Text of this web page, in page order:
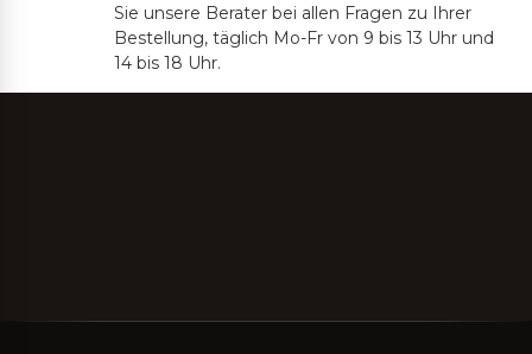
Sie unsere Berater bei allen Fragen zu Ihrer
Bestellung, täglich Mo-Fr von 9 bis 13 Uhr und
14 bis 18 Uhr.